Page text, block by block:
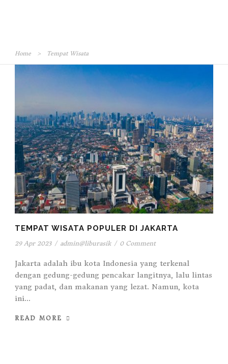
Home > Tempat Wisata
TEMPAT WISATA POPULER DI JAKARTA
29 Apr 2023 / admin@liburasik / 0 Comment
Jakarta adalah ibu kota Indonesia yang terkenal
dengan gedung-gedung pencakar langitnya, lalu lintas
yang padat, dan makanan yang lezat. Namun, kota
ini...
READ MORE